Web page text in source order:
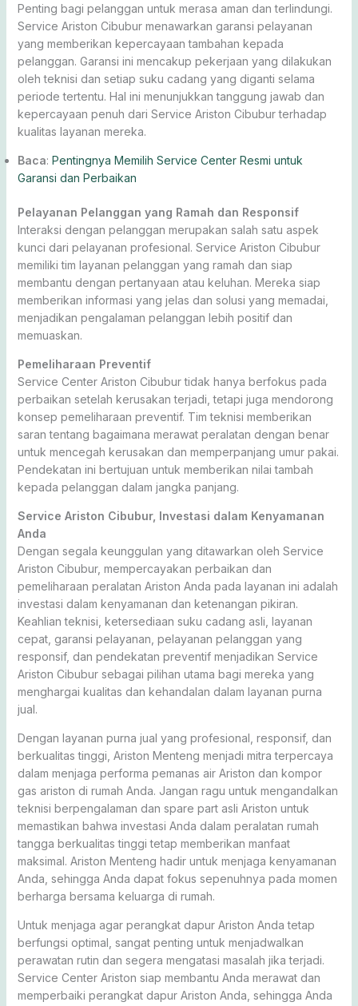
Penting bagi pelanggan untuk merasa aman dan terlindungi.
Service Ariston Cibubur menawarkan garansi pelayanan
yang memberikan kepercayaan tambahan kepada
pelanggan. Garansi ini mencakup pekerjaan yang dilakukan
oleh teknisi dan setiap suku cadang yang diganti selama
periode tertentu. Hal ini menunjukkan tanggung jawab dan
kepercayaan penuh dari Service Ariston Cibubur terhadap
kualitas layanan mereka.
Baca: Pentingnya Memilih Service Center Resmi untuk
Garansi dan Perbaikan
Pelayanan Pelanggan yang Ramah dan Responsif
Interaksi dengan pelanggan merupakan salah satu aspek
kunci dari pelayanan profesional. Service Ariston Cibubur
memiliki tim layanan pelanggan yang ramah dan siap
membantu dengan pertanyaan atau keluhan. Mereka siap
memberikan informasi yang jelas dan solusi yang memadai,
menjadikan pengalaman pelanggan lebih positif dan
memuaskan.
Pemeliharaan Preventif
Service Center Ariston Cibubur tidak hanya berfokus pada
perbaikan setelah kerusakan terjadi, tetapi juga mendorong
konsep pemeliharaan preventif. Tim teknisi memberikan
saran tentang bagaimana merawat peralatan dengan benar
untuk mencegah kerusakan dan memperpanjang umur pakai.
Pendekatan ini bertujuan untuk memberikan nilai tambah
kepada pelanggan dalam jangka panjang.
Service Ariston Cibubur, Investasi dalam Kenyamanan
Anda
Dengan segala keunggulan yang ditawarkan oleh Service
Ariston Cibubur, mempercayakan perbaikan dan
pemeliharaan peralatan Ariston Anda pada layanan ini adalah
investasi dalam kenyamanan dan ketenangan pikiran.
Keahlian teknisi, ketersediaan suku cadang asli, layanan
cepat, garansi pelayanan, pelayanan pelanggan yang
responsif, dan pendekatan preventif menjadikan Service
Ariston Cibubur sebagai pilihan utama bagi mereka yang
menghargai kualitas dan kehandalan dalam layanan purna
jual.
Dengan layanan purna jual yang profesional, responsif, dan
berkualitas tinggi, Ariston Menteng menjadi mitra terpercaya
dalam menjaga performa pemanas air Ariston dan kompor
gas ariston di rumah Anda. Jangan ragu untuk mengandalkan
teknisi berpengalaman dan spare part asli Ariston untuk
memastikan bahwa investasi Anda dalam peralatan rumah
tangga berkualitas tinggi tetap memberikan manfaat
maksimal. Ariston Menteng hadir untuk menjaga kenyamanan
Anda, sehingga Anda dapat fokus sepenuhnya pada momen
berharga bersama keluarga di rumah.
Untuk menjaga agar perangkat dapur Ariston Anda tetap
berfungsi optimal, sangat penting untuk menjadwalkan
perawatan rutin dan segera mengatasi masalah jika terjadi.
Service Center Ariston siap membantu Anda merawat dan
memperbaiki perangkat dapur Ariston Anda, sehingga Anda